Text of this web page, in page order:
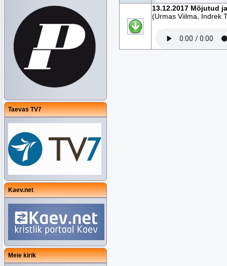
Taevas TV7
Kaev.net
Meie kirik
13.12.2017 Mõjutud
(Urmas Viilma, Indrek